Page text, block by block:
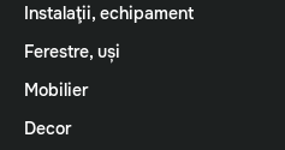
Instalaţii, echipament
Ferestre, uși
Mobilier
Decor